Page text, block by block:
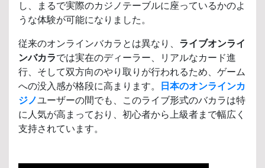
し、まるで実際のカジノテーブルに座っているかのよ
うな体験が可能になりました。
従来のオンラインバカラとは異なり、 ライブオンライ
ンバカラでは実在のディーラー、リアルなカード進
行、そして双方向のやり取りが行われるため、ゲーム
への没入感が格段に高まります。
日本のオンラインカ
ジノユーザーの間でも、このライブ形式のバカラは特
に人気が高まっており、初心者から上級者まで幅広く
支持されています。